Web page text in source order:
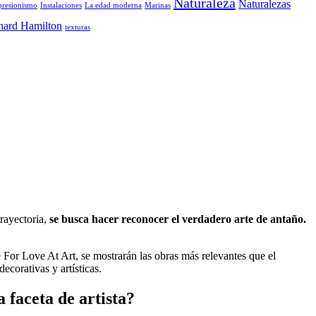
Instalaciones La edad moderna Marinas
Naturalezas
Hamilton texturas
se busca hacer reconocer el verdadero arte de antaño.
Love At Art, se mostrarán las obras más relevantes que el
y artísticas.
faceta de artista?